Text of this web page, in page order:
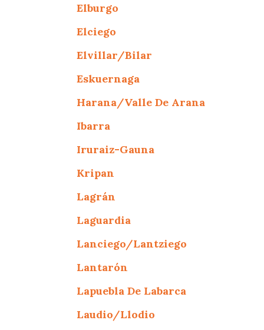
Elburgo
Elciego
Elvillar/Bilar
Eskuernaga
Harana/Valle De Arana
Ibarra
Iruraiz-Gauna
Kripan
Lagrán
Laguardia
Lanciego/Lantziego
Lantarón
Lapuebla De Labarca
Laudio/Llodio